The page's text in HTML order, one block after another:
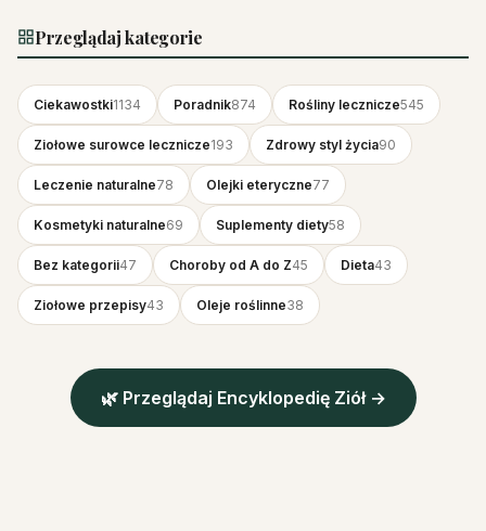
Przeglądaj kategorie
Ciekawostki1134 Poradnik874 Rośliny lecznicze545
Ziołowe surowce lecznicze193 Zdrowy styl życia90
Leczenie naturalne78 Olejki eteryczne77
Kosmetyki naturalne69 Suplementy diety58
Bez kategorii47 Choroby od A do Z45 Dieta43
Ziołowe przepisy43 Oleje roślinne38
🌿 Przeglądaj Encyklopedię Ziół →